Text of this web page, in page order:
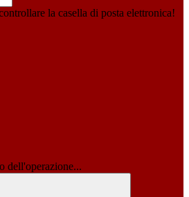
la casella di posta elettronica!
dell'operazione...